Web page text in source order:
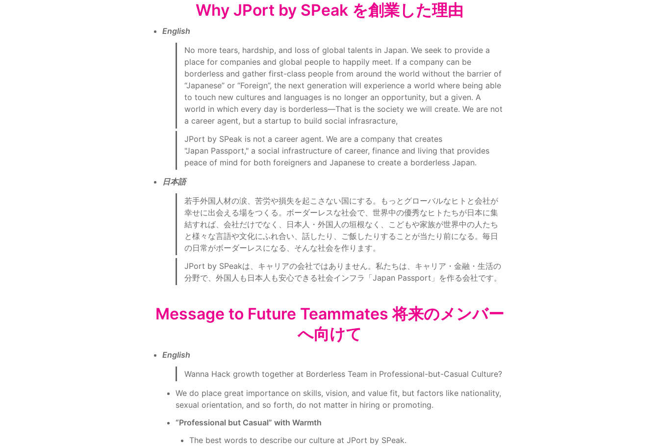
Why JPort by SPeak を創業した理由
English
No more tears, hardship, and loss of global talents in Japan. We seek to provide a
place for companies and global people to happily meet. If a company can be
borderless and gather first-class people from around the world without the barrier of
“Japanese” or “Foreign”, the next generation will experience a world where being able
to touch new cultures and languages is no longer an opportunity, but a given. A
world in which every day is borderless—That is the society we will create. We are not
a career agent, but a startup to build social infrasracture,
JPort by SPeak is not a career agent. We are a company that creates
"Japan Passport," a social infrastructure of career, finance and living that provides
peace of mind for both foreigners and Japanese to create a borderless Japan.
日本語
若手外国人材の涙、苦労や損失を起こさない国にする。もっとグローバルなヒトと会社が
幸せに出会える場をつくる。ボーダーレスな社会で、世界中の優秀なヒトたちが日本に集
結すれば、会社だけでなく、日本人・外国人の垣根なく、こどもや家族が世界中の人たち
と様々な言語や文化にふれ合い、話したり、ご飯したりすることが当たり前になる。毎日
の日常がボーダーレスになる、そんな社会を作ります。
JPort by SPeakは、キャリアの会社ではありません。私たちは、キャリア・金融・生活の
分野で、外国人も日本人も安心できる社会インフラ「Japan Passport」を作る会社です。
Message to Future Teammates 将来のメンバー
へ向けて
English
Wanna Hack growth together at Borderless Team in Professional-but-Casual Culture?
We do place great importance on skills, vision, and value fit, but factors like nationality,
sexual orientation, and so forth, do not matter in hiring or promoting.
“Professional but Casual” with Warmth
The best words to describe our culture at JPort by SPeak.